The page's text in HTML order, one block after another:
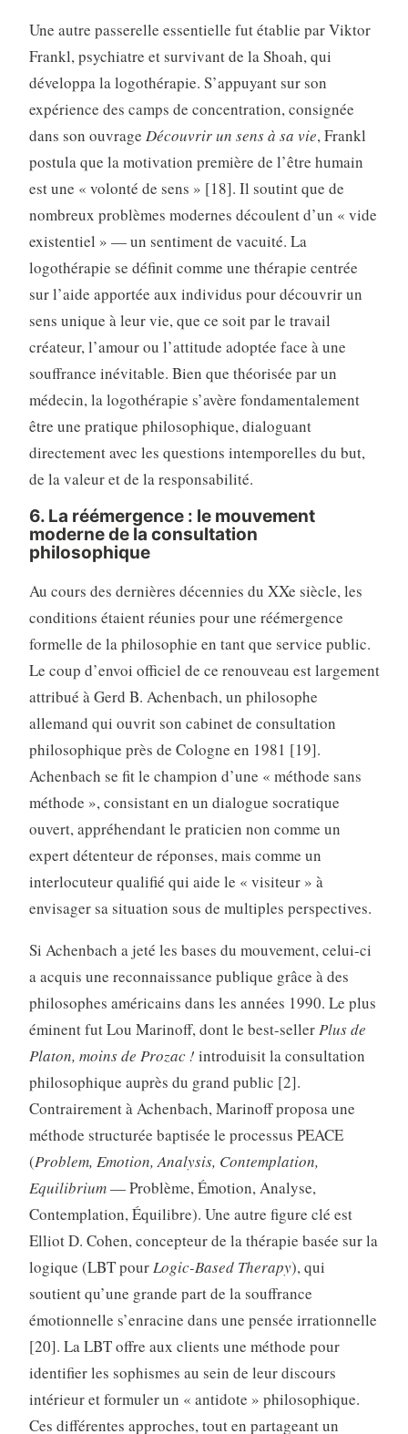
Une autre passerelle essentielle fut établie par Viktor
Frankl, psychiatre et survivant de la Shoah, qui
développa la logothérapie. S’appuyant sur son
expérience des camps de concentration, consignée
dans son ouvrage Découvrir un sens à sa vie, Frankl
postula que la motivation première de l’être humain
est une « volonté de sens » [18]. Il soutint que de
nombreux problèmes modernes découlent d’un « vide
existentiel » — un sentiment de vacuité. La
logothérapie se définit comme une thérapie centrée
sur l’aide apportée aux individus pour découvrir un
sens unique à leur vie, que ce soit par le travail
créateur, l’amour ou l’attitude adoptée face à une
souffrance inévitable. Bien que théorisée par un
médecin, la logothérapie s’avère fondamentalement
être une pratique philosophique, dialoguant
directement avec les questions intemporelles du but,
de la valeur et de la responsabilité.
6. La réémergence : le mouvement
moderne de la consultation
philosophique
Au cours des dernières décennies du XXe siècle, les
conditions étaient réunies pour une réémergence
formelle de la philosophie en tant que service public.
Le coup d’envoi officiel de ce renouveau est largement
attribué à Gerd B. Achenbach, un philosophe
allemand qui ouvrit son cabinet de consultation
philosophique près de Cologne en 1981 [19].
Achenbach se fit le champion d’une « méthode sans
méthode », consistant en un dialogue socratique
ouvert, appréhendant le praticien non comme un
expert détenteur de réponses, mais comme un
interlocuteur qualifié qui aide le « visiteur » à
envisager sa situation sous de multiples perspectives.
Si Achenbach a jeté les bases du mouvement, celui-ci
a acquis une reconnaissance publique grâce à des
philosophes américains dans les années 1990. Le plus
éminent fut Lou Marinoff, dont le best-sellerPlus de
Platon, moins de Prozac ! introduisit la consultation
philosophique auprès du grand public [2].
Contrairement à Achenbach, Marinoff proposa une
méthode structurée baptisée le processus PEACE
(Problem, Emotion, Analysis, Contemplation,
Equilibrium— Problème, Émotion, Analyse,
Contemplation, Équilibre). Une autre figure clé est
Elliot D. Cohen, concepteur de la thérapie basée sur la
logique (LBT pourLogic-Based Therapy), qui
soutient qu’une grande part de la souffrance
émotionnelle s’enracine dans une pensée irrationnelle
[20]. La LBT offre aux clients une méthode pour
identifier les sophismes au sein de leur discours
intérieur et formuler un « antidote » philosophique.
Ces différentes approches, tout en partageant un